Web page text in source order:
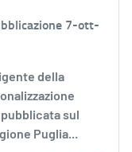
7-ott-
della
sul
Puglia...